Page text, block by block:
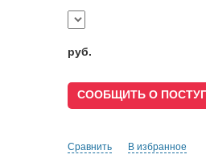
руб.
СООБЩИТЬ О
Сравнить В избранное